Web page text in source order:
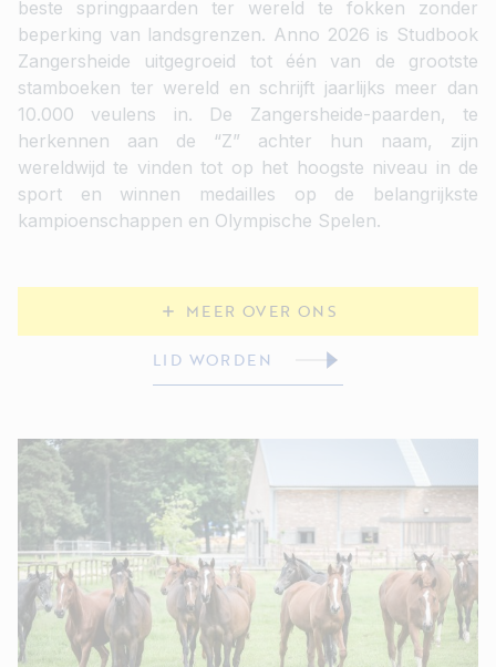
beste springpaarden ter wereld te fokken zonder
beperking van landsgrenzen. Anno 2026 is Studbook
Zangersheide uitgegroeid tot één van de grootste
stamboeken ter wereld en schrijft jaarlijks meer dan
10.000 veulens in. De Zangersheide-paarden, te
herkennen aan de “Z” achter hun naam, zijn
wereldwijd te vinden tot op het hoogste niveau in de
sport en winnen medailles op de belangrijkste
kampioenschappen en Olympische Spelen.
MEER OVER ONS
LID WORDEN